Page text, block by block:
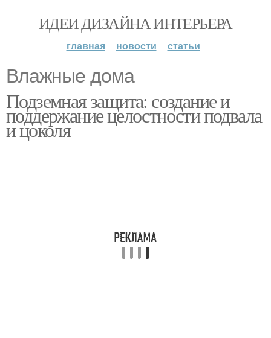
ИДЕИ ДИЗАЙНА ИНТЕРЬЕРА
главная новости статьи
Влажные дома
Подземная защита: создание и
поддержание целостности подвала
и цоколя